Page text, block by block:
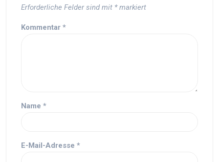
Erforderliche Felder sind mit *markiert
Kommentar *
Name *
E-Mail-Adresse *